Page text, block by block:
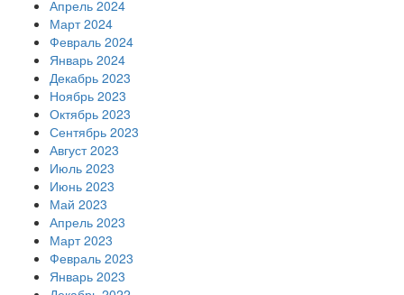
Апрель 2024
Март 2024
Февраль 2024
Январь 2024
Декабрь 2023
Ноябрь 2023
Октябрь 2023
Сентябрь 2023
Август 2023
Июль 2023
Июнь 2023
Май 2023
Апрель 2023
Март 2023
Февраль 2023
Январь 2023